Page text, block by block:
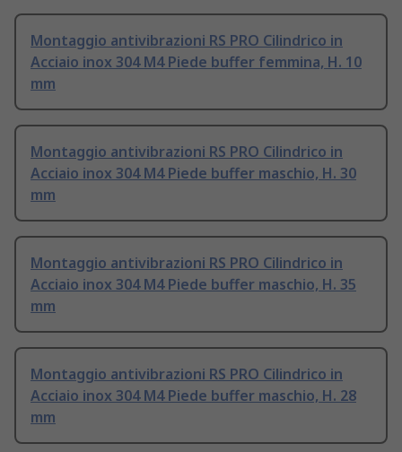
Montaggio antivibrazioni RS PRO Cilindrico in
Acciaio inox 304 M4 Piede buffer femmina, H. 10
mm
Montaggio antivibrazioni RS PRO Cilindrico in
Acciaio inox 304 M4 Piede buffer maschio, H. 30
mm
Montaggio antivibrazioni RS PRO Cilindrico in
Acciaio inox 304 M4 Piede buffer maschio, H. 35
mm
Montaggio antivibrazioni RS PRO Cilindrico in
Acciaio inox 304 M4 Piede buffer maschio, H. 28
mm